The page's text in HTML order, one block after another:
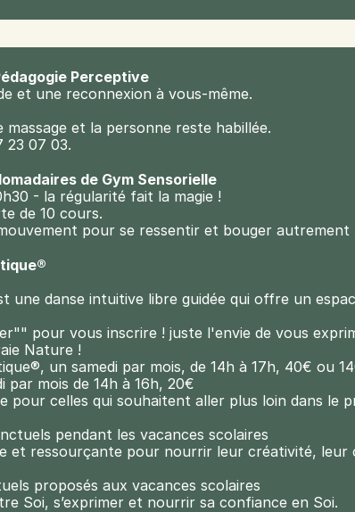
Perceptive
et une reconnexion à vous-même.
et la personne reste habillée.
23 07 03.
de Gym Sensorielle
- la régularité fait la magie !
de 10 cours.
pour se ressentir et bouger autrement
une danse intuitive libre guidée qui offre un
pour vous inscrire ! juste l'envie de vous
Nature !
un samedi par mois, de 14h à 17h, 40€ ou
par mois de 14h à 16h, 20€
pour celles qui souhaitent aller plus loin dans le
pendant les vacances scolaires
et ressourçante pour nourrir leur créativité, leur
proposés aux vacances scolaires
Soi, s’exprimer et nourrir sa confiance en Soi.